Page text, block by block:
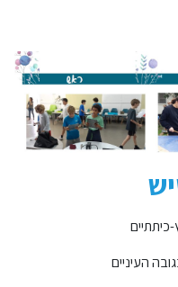
כיתתיים
העיניים